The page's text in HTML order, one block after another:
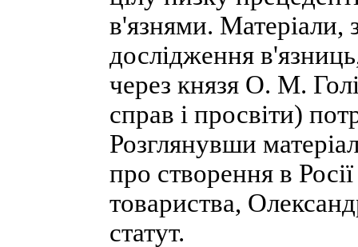
в'язнями. Матеріали,
дослідження
через князя О. М.
справ і просвіти)
Розглянувши
про створення в
товариства,
статут.